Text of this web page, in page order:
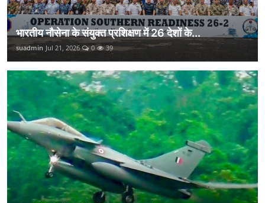
भारतीय नौसेना के संयुक्त प्रशिक्षण में 26 देशों के...
suadmin Jul 21, 2026 0 39